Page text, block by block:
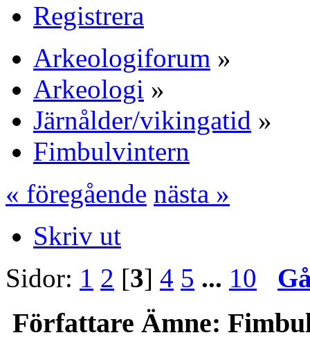
Registrera
Arkeologiforum »
Arkeologi »
Järnålder/vikingatid »
Fimbulvintern
« föregående nästa »
Skriv ut
Sidor: 1 2 [3] 4 5 ... 10
Författare Ämne: